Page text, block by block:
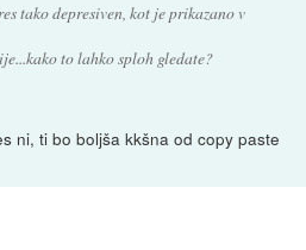
tako depresiven, kot je prikazano v
to lahko sploh gledate?
ni, ti bo boljša kkšna od copy paste